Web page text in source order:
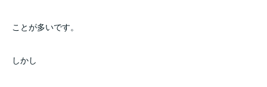
ことが多いです。
しかし